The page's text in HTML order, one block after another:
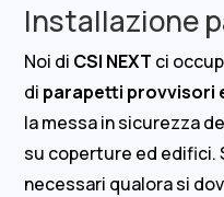
Installazione
Noi di CSI NEXT ci
di parapetti provvisori
la messa in sicurezza
su coperture ed edifici.
necessari qualora si